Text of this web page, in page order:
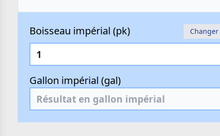
Boisseau impérial (pk)
Gallon impérial (gal)